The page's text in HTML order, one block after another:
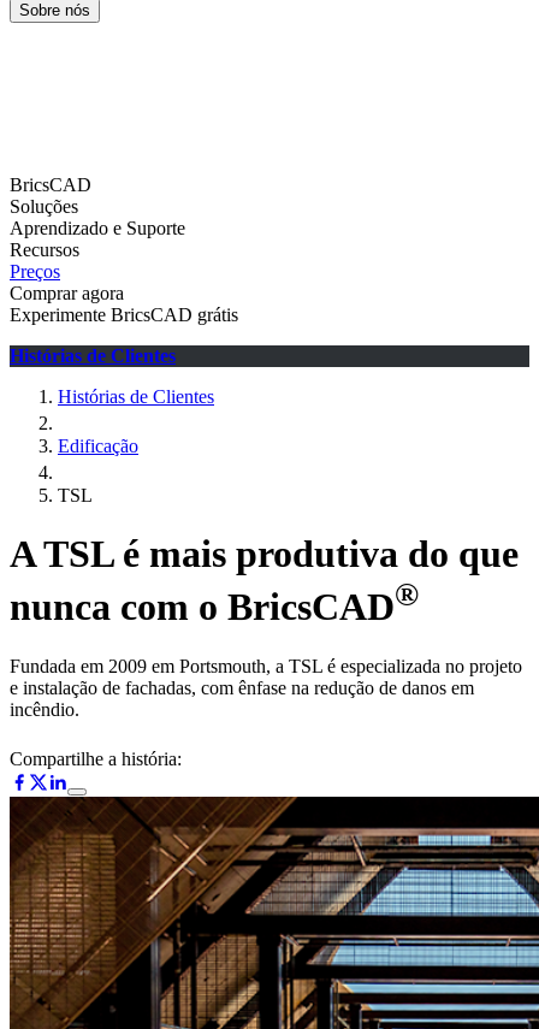
Sobre nós
BricsCAD
Soluções
Aprendizado e Suporte
Recursos
Preços
Comprar agora
Experimente BricsCAD grátis
Histórias de Clientes
Histórias de Clientes
Edificação
TSL
A TSL é mais produtiva do que
nunca com o BricsCAD®
Fundada em 2009 em Portsmouth, a TSL é especializada no projeto
e instalação de fachadas, com ênfase na redução de danos em
incêndio.
Compartilhe a história: